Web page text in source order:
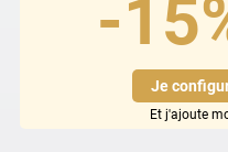
-
Je
Et j'ajoute